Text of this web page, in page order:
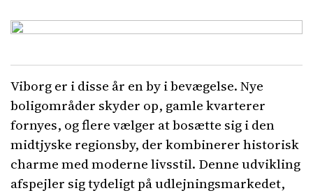
Viborg er i disse år en by i bevægelse. Nye
boligområder skyder op, gamle kvarterer
fornyes, og flere vælger at bosætte sig i den
midtjyske regionsby, der kombinerer historisk
charme med moderne livsstil. Denne udvikling
afspejler sig tydeligt på udlejningsmarkedet,